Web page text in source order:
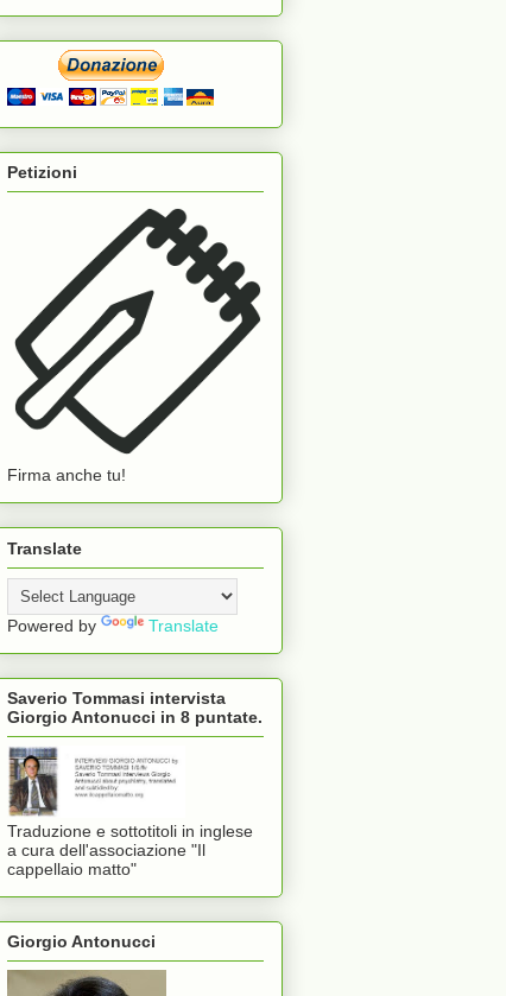
Petizioni
Firma anche tu!
Translate
Powered by Translate
Saverio Tommasi intervista
Giorgio Antonucci in 8 puntate.
Traduzione e sottotitoli in inglese
a cura dell'associazione "Il
cappellaio matto"
Giorgio Antonucci